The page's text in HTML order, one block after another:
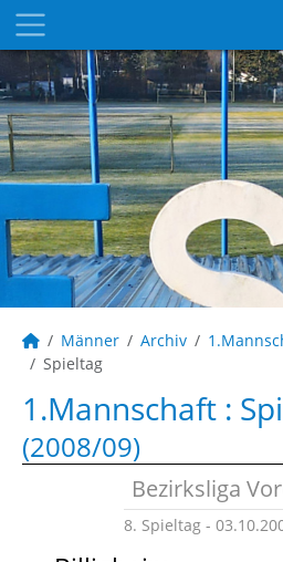
Männer Archiv
Spieltag
1.Mannschaft :
(2008/09)
Bezirksliga
8. Spieltag -